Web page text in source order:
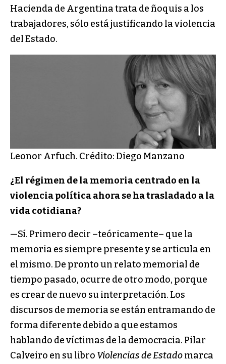
Hacienda de Argentina trata de ñoquis a los
trabajadores, sólo está justificando la violencia
del Estado.
Leonor Arfuch. Crédito: Diego Manzano
¿El régimen de la memoria centrado en la
violencia política ahora se ha trasladado a la
vida cotidiana?
—Sí. Primero decir –teóricamente– que la
memoria es siempre presente y se articula en
el mismo. De pronto un relato memorial de
tiempo pasado, ocurre de otro modo, porque
es crear de nuevo su interpretación. Los
discursos de memoria se están entramando de
forma diferente debido a que estamos
hablando de víctimas de la democracia. Pilar
Calveiro en su libro Violencias de Estadomarca